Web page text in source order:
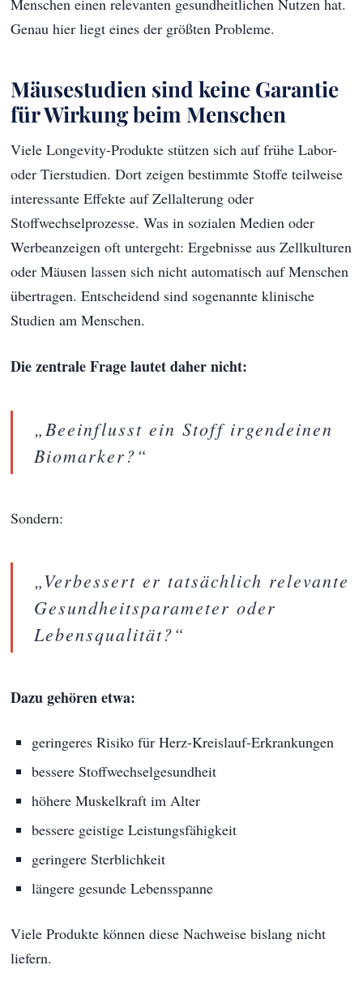
Menschen einen relevanten gesundheitlichen Nutzen hat.
Genau hier liegt eines der größten Probleme.
Mäusestudien sind keine Garantie
für Wirkung beim Menschen
Viele Longevity-Produkte stützen sich auf frühe Labor-
oder Tierstudien. Dort zeigen bestimmte Stoffe teilweise
interessante Effekte auf Zellalterung oder
Stoffwechselprozesse. Was in sozialen Medien oder
Werbeanzeigen oft untergeht: Ergebnisse aus Zellkulturen
oder Mäusen lassen sich nicht automatisch auf Menschen
übertragen. Entscheidend sind sogenannte klinische
Studien am Menschen.
Die zentrale Frage lautet daher nicht:
„Beeinflusst ein Stoff irgendeinen
Biomarker?“
Sondern:
„Verbessert er tatsächlich relevante
Gesundheitsparameter oder
Lebensqualität?“
Dazu gehören etwa:
geringeres Risiko für Herz-Kreislauf-Erkrankungen
bessere Stoffwechselgesundheit
höhere Muskelkraft im Alter
bessere geistige Leistungsfähigkeit
geringere Sterblichkeit
längere gesunde Lebensspanne
Viele Produkte können diese Nachweise bislang nicht
liefern.